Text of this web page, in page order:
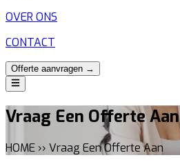
OVER ONS
CONTACT
Offerte aanvragen →
Vraag Een Offerte Aan
HOME ›› Vraag Een Offerte Aan